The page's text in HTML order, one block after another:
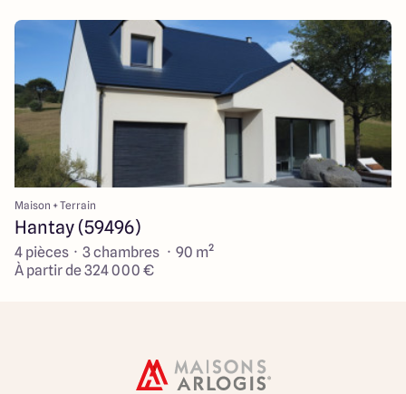
Maison + Terrain
Hantay (59496)
4 pièces · 3 chambres · 90 m²
À partir de 324 000 €